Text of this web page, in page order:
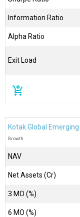
Information Ratio
Alpha Ratio
Exit Load
add_shopping_cart
Kotak Global
Growth
NAV
Net Assets (Cr)
3 MO (%)
6 MO (%)